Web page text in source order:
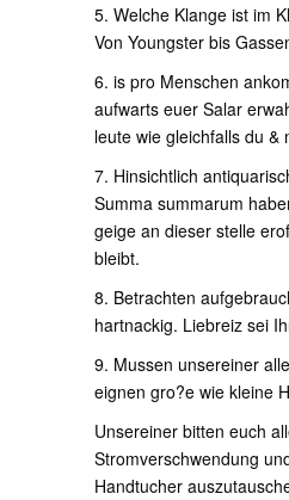
5. Welche Klange ist im
Von Youngster bis
6. is pro Menschen
aufwarts euer Salar
leute wie gleichfalls du
7. Hinsichtlich
Summa summarum
geige an dieser stelle
bleibt.
8. Betrachten
hartnackig. Liebreiz sei
9. Mussen unsereiner
eignen gro?e wie kleine
Unsereiner bitten euch
Stromverschwendung
Handtucher